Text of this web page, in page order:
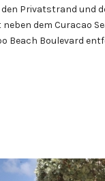
Privatstrand und
dem Curacao
Beach Boulevard